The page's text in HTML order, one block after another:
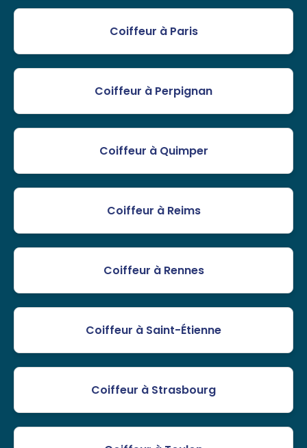
Coiffeur à Paris
Coiffeur à Perpignan
Coiffeur à Quimper
Coiffeur à Reims
Coiffeur à Rennes
Coiffeur à Saint-Étienne
Coiffeur à Strasbourg